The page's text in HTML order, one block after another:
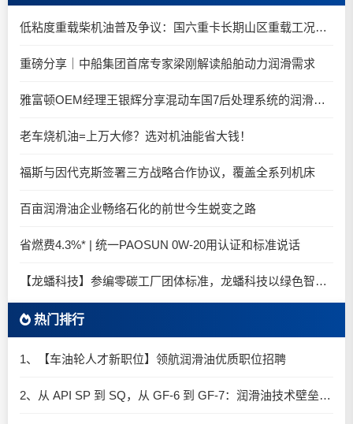
低粘度重载柴机油普及争议：国六重卡长期山区重载工况是否适合0W-20柴油机油？
重磅分享｜中船集团首席专家梁刚解读船舶动力润滑需求
雅富顿OEM经理王银辉分享混动车国7后处理系统的润滑油要求
老车烧机油=上万大修？选对机油能省大钱！
福斯与因代克斯签署三方战略合作协议，覆盖全系列机床
百亩润滑油企业畅络石化的前世今生蜕变之路
省燃费4.3%* | 统一PAOSUN 0W-20用认证和标准说话
【龙蟠科技】参编零碳工厂团体标准，龙蟠科技以绿色智造锚定零碳未来
热门排行
1、【车油轮人才新职位】领航润滑油优质职位招聘
2、从 API SP 到 SQ，从 GF-6 到 GF-7：润滑油技术壁垒再升高，你准备好了吗？